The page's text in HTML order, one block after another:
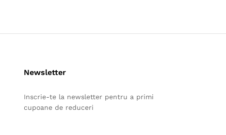
Newsletter
Inscrie-te la newsletter pentru a primi
cupoane de reduceri